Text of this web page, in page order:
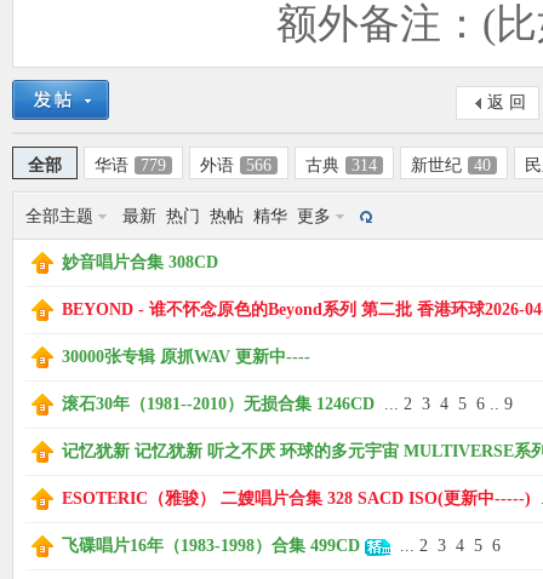
额外备注：(比如解
返 回
全部 华语 779 外语 566 古典 314 新世纪 40
全部主题 最新 热门 热帖 精华 更多
妙音唱片合集 308CD
BEYOND - 谁不怀念原色的Beyond系列 第二批 香港环球2026-
30000张专辑 原抓WAV 更新中----
滚石30年（1981--2010）无损合集 1246CD ... 2 3 4 5 6 .. 9
记忆犹新 记忆犹新 听之不厌 环球的多元宇宙 MULTIVERSE系
ESOTERIC（雅骏） 二嫂唱片合集 328 SACD ISO(更新中-----)
飞碟唱片16年（1983-1998）合集 499CD ... 2 3 4 5 6